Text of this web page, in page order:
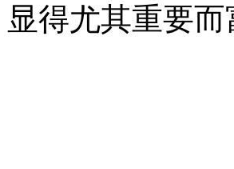
得尤其重要